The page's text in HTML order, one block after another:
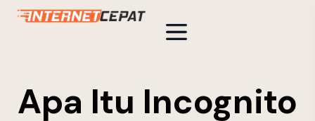
Apa Itu Incognito